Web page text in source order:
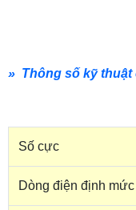
» Thông số kỹ thuật
Số cực
Dòng điện định mức